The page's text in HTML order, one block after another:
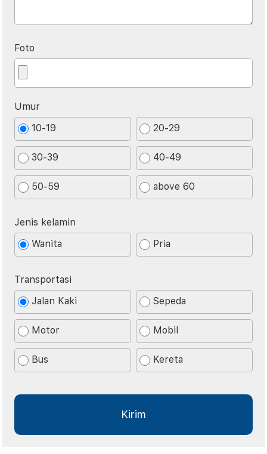
Foto
Umur
10-19
20-29
30-39 40-49
50-59 above 60
Jenis kelamin
Wanita
Pria
Transportasi
Jalan Kaki
Sepeda
Motor Mobil
Bus Kereta